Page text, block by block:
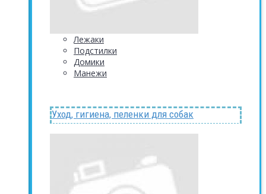
Лежаки
Подстилки
Домики
Манежи
Уход, гигиена, пеленки для собак